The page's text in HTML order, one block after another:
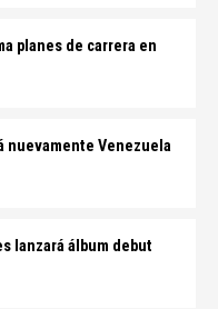
planes de carrera en
nuevamente Venezuela
lanzará álbum debut